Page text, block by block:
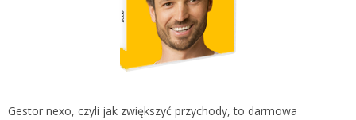
Gestor nexo PRO krok po kroku
KSeF w Subiekcie nexo/nexo PRO
KSeF w Rachmistrzu i Rewizorze GT
Gestor nexo, czyli jak zwiększyć przychody, to darmowa